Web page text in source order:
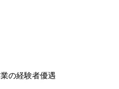
の経験者優遇